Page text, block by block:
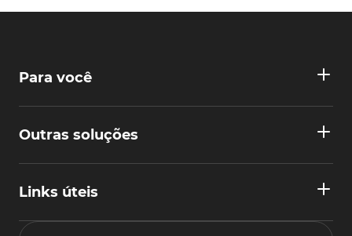
Para você
Outras soluções
Links úteis